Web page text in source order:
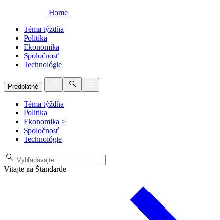
Home
Téma týždňa
Politika
Ekonomika
Spoločnosť
Technológie
Predplatné
Téma týždňa
Politika
Ekonomika >
Spoločnosť
Technológie
Vitajte na Štandarde